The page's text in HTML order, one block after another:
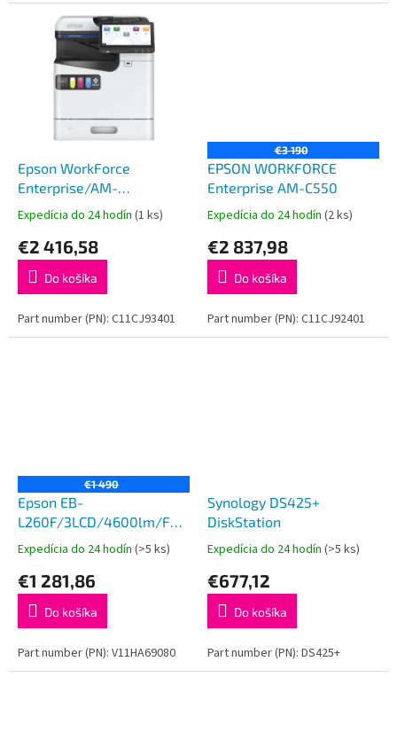
Epson WorkForce
Enterprise/AM-
C400/MF/Ink/A4/LAN/USB
Expedícia do 24 hodín (1 ks)
€2 416,58
Do košíka
Part number (PN): C11CJ93401
€3 190
EPSON WORKFORCE
Enterprise AM-C550
Expedícia do 24 hodín (2 ks)
€2 837,98
Do košíka
Part number (PN): C11CJ92401
€1 490
Epson EB-
L260F/3LCD/4600lm/FHD/2x
HDMI/LAN/WiFi
Expedícia do 24 hodín (>5 ks)
€1 281,86
Do košíka
Part number (PN): V11HA69080
Synology DS425+
DiskStation
Expedícia do 24 hodín (>5 ks)
€677,12
Do košíka
Part number (PN): DS425+